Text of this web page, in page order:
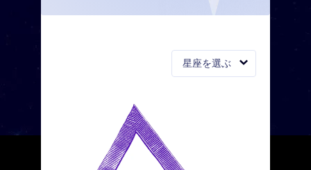
星座を選ぶ